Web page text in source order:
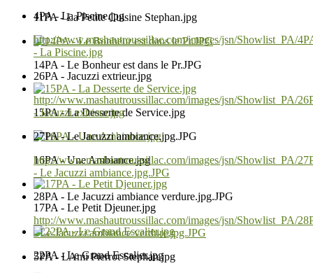
11PA - La Petite Cuisine Stephan.jpg
14PA - Le Bonheur est dans le Pr.JPG
15PA - La Desserte de Service.jpg
16PA - Une Ambiance.jpg
17PA - Le Petit Djeuner.jpg
22PA - Le Grand Escalier.jpg
4PA - La Piscine.jpg
http://www.mashautroussillac.com/images/jsn/Showlist_PA/
- La Piscine.jpg
26PA - Jacuzzi extrieur.jpg
http://www.mashautroussillac.com/images/jsn/Showlist_PA/
- Jacuzzi extrieur.jpg
27PA - Le Jacuzzi ambiance.jpg.JPG
http://www.mashautroussillac.com/images/jsn/Showlist_PA/
- Le Jacuzzi ambiance.jpg.JPG
28PA - Le Jacuzzi ambiance verdure.jpg.JPG
http://www.mashautroussillac.com/images/jsn/Showlist_PA/
- Le Jacuzzi ambiance verdure.jpg.JPG
5PA - LAmi Pierrot Stephan.jpg